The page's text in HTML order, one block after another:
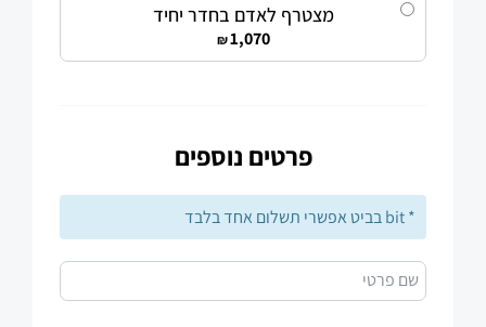
מצטרף לאדם בחדר יחיד
1,070
₪
פרטים נוספים
* bit בביט אפשרי תשלום אחד בלבד
שם פרטי